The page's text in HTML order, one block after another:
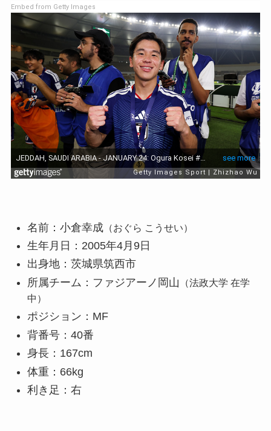
Embed from Getty Images
名前：小倉幸成 （おぐら こうせい）
生年月日：2005年4月9日
出身地：茨城県筑西市
所属チーム：ファジアーノ岡山 （法政大学 在学
中）
ポジション：MF
背番号：40番
身長：167cm
体重：66kg
利き足：右